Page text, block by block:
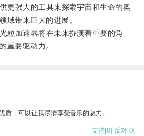
强大的工具来探索宇宙和生命的奥
域带来巨大的进展。
加速器将在未来扮演着重要的角
重要驱动力。
质，可以让我尽情享受音乐的魅力。
支持[0] 反对[0]